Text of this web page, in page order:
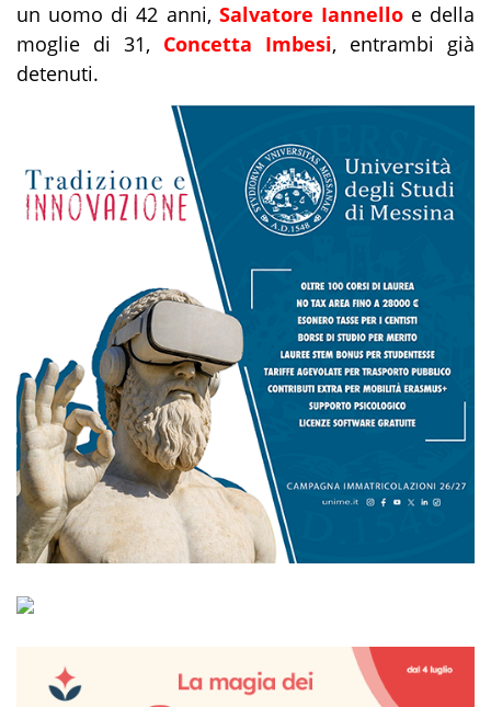
un uomo di 42 anni, Salvatore Iannelloe della
moglie di 31, Concetta Imbesi, entrambi già
detenuti.